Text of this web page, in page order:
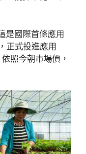
是國際首條應用
正式投進應用
照今朝市場價，